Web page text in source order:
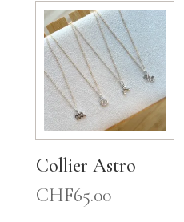
Collier Astro
CHF65.00